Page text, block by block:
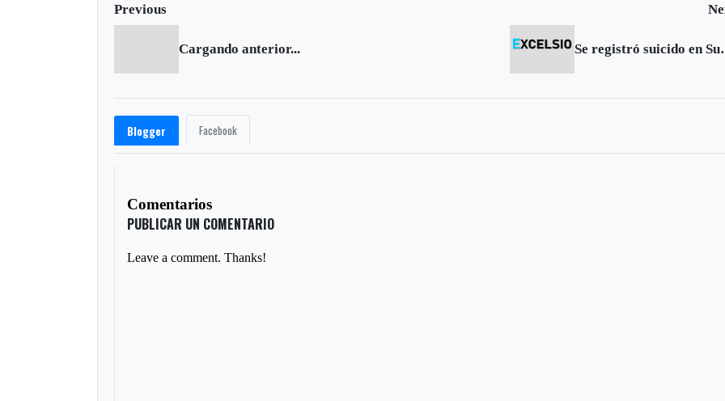
Previous
Cargando anterior... Se
Blogger Facebook
Comentarios
PUBLICAR UN COMENTARIO
Leave a comment. Thanks!